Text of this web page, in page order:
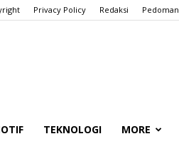
Privacy Policy Redaksi Pedoman
TEKNOLOGI MORE